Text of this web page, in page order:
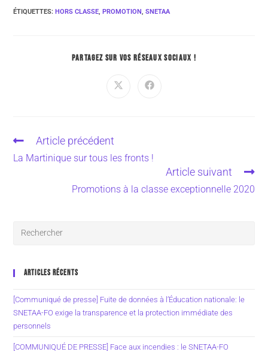
ÉTIQUETTES:HORS CLASSE PROMOTION SNETAA
PARTAGEZ SUR VOS RÉSEAUX SOCIAUX !
Article précédent
La Martinique sur tous les fronts !
Article suivant
Promotions à la classe exceptionnelle 2020
ARTICLES RÉCENTS
[Communiqué de presse] Fuite de données à l’Éducation nationale: le
SNETAA-FO exige la transparence et la protection immédiate des
personnels
[COMMUNIQUÉ DE PRESSE] Face aux incendies : le SNETAA-FO